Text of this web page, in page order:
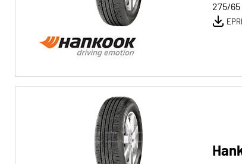
275/65